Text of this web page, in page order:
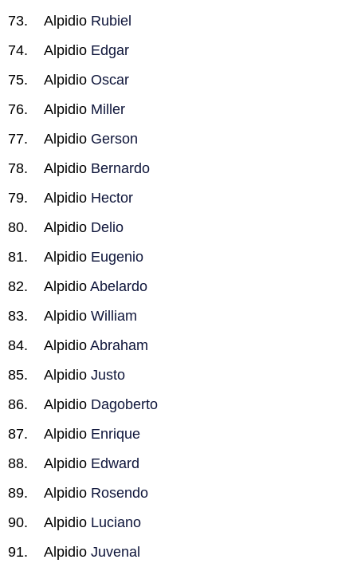
Alpidio Rubiel
Alpidio Edgar
Alpidio Oscar
Alpidio Miller
Alpidio Gerson
Alpidio Bernardo
Alpidio Hector
Alpidio Delio
Alpidio Eugenio
Alpidio Abelardo
Alpidio William
Alpidio Abraham
Alpidio Justo
Alpidio Dagoberto
Alpidio Enrique
Alpidio Edward
Alpidio Rosendo
Alpidio Luciano
Alpidio Juvenal